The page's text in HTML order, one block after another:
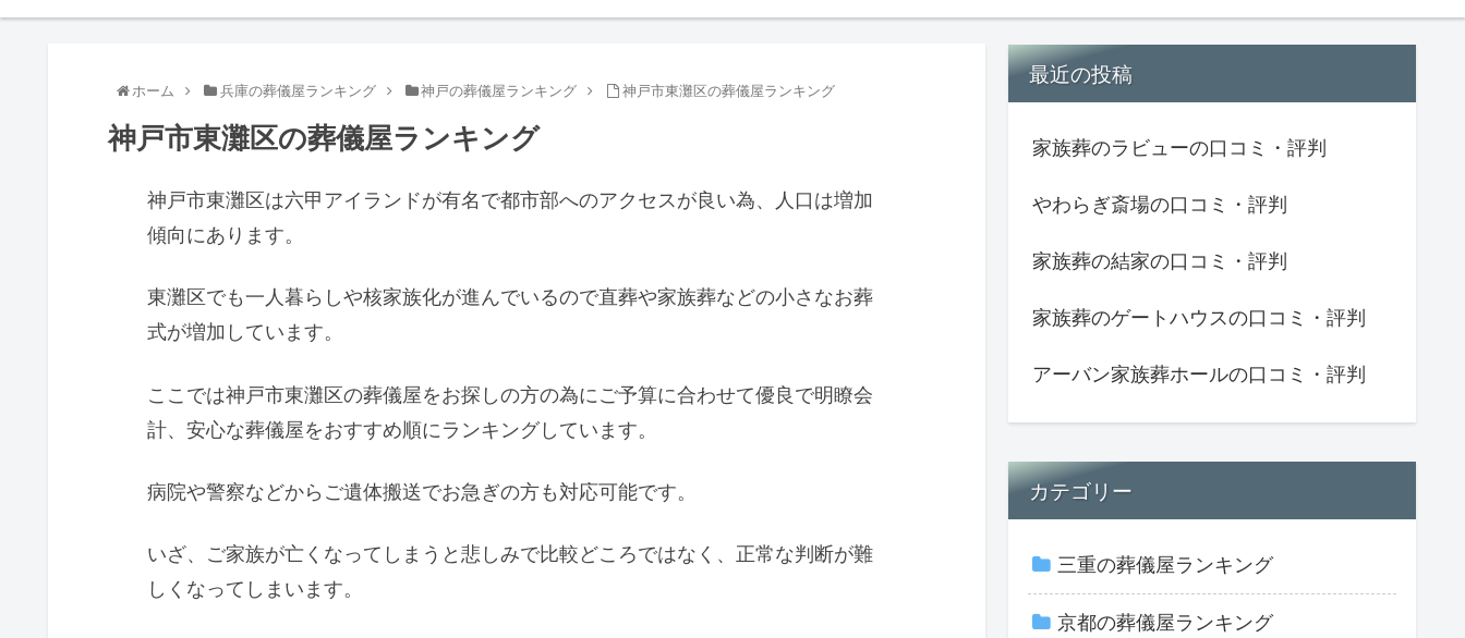
ホーム 兵庫の葬儀屋ランキング 神戸の葬儀屋ランキング 神戸市東灘区の葬儀屋ランキング
神戸市東灘区の葬儀屋ランキング
神戸市東灘区は六甲アイランドが有名で都市部へのアクセスが良い為、人口は増加
傾向にあります。
東灘区でも一人暮らしや核家族化が進んでいるので直葬や家族葬などの小さなお葬
式が増加しています。
ここでは神戸市東灘区の葬儀屋をお探しの方の為にご予算に合わせて優良で明瞭会
計、安心な葬儀屋をおすすめ順にランキングしています。
病院や警察などからご遺体搬送でお急ぎの方も対応可能です。
いざ、ご家族が亡くなってしまうと悲しみで比較どころではなく、正常な判断が難
しくなってしまいます。
最近の投稿
家族葬のラビューの口コミ・評判
やわらぎ斎場の口コミ・評判
家族葬の結家の口コミ・評判
家族葬のゲートハウスの口コミ・評判
アーバン家族葬ホールの口コミ・評判
カテゴリー
三重の葬儀屋ランキング
京都の葬儀屋ランキング